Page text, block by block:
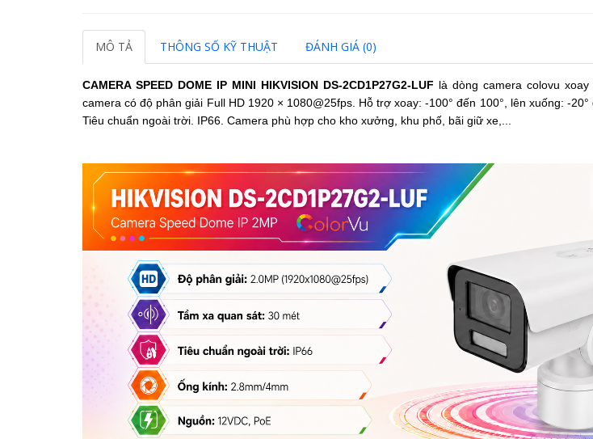
MÔ TẢ THÔNG SỐ KỸ THUẬT ĐÁNH GIÁ (0)
CAMERA SPEED DOME IP MINI HIKVISION DS-2CD1P27G2-LUF là dòng camera colovu
camera có độ phân giải Full HD 1920 × 1080@25fps. Hỗ trợ xoay: -100° đến 100°, lên xuống: -20°
Tiêu chuẩn ngoài trời. IP66. Camera phù hợp cho kho xưởng, khu phố, bãi giữ xe,...